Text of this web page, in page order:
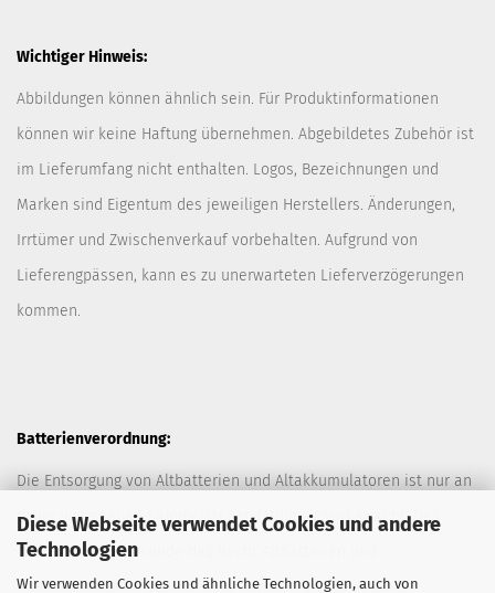
Diese Webseite verwendet Cookies und andere
Technologien
Wir verwenden Cookies und ähnliche Technologien, auch von
Wichtiger Hinweis:
Abbildungen können ähnlich sein. Für Produktinformationen
können wir keine Haftung übernehmen. Abgebildetes Zubehör ist
im Lieferumfang nicht enthalten. Logos, Bezeichnungen und
Marken sind Eigentum des jeweiligen Herstellers. Änderungen,
Irrtümer und Zwischenverkauf vorbehalten. Aufgrund von
Lieferengpässen, kann es zu unerwarteten Lieferverzögerungen
kommen.
Batterienverordnung:
Die Entsorgung von Altbatterien und Altakkumulatoren ist nur an
davor vorgesehen Sammelstellen (Müllplätzen) erlaubt. Des
Weiteren hat der Kunde das Recht Altbatterien und
Altakkumulatoren ausreichend frankiert an den Anbieter